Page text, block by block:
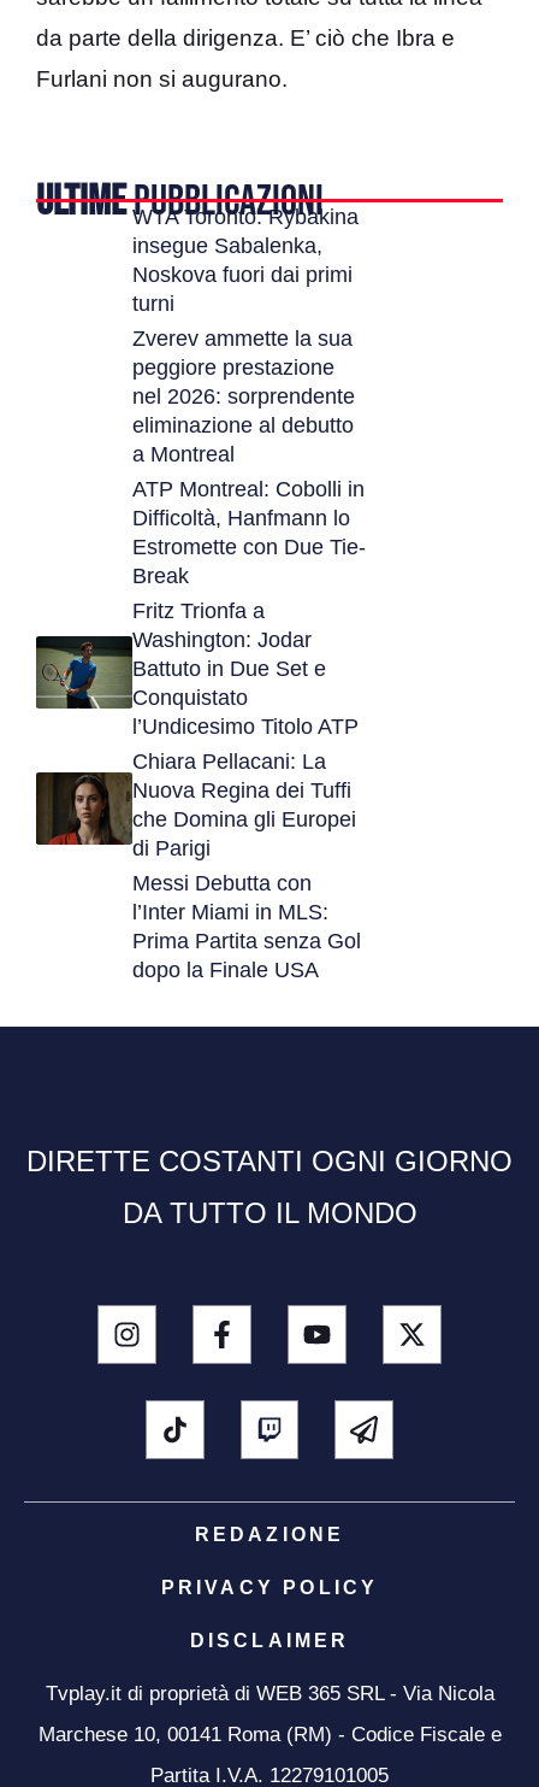
da parte della dirigenza. E’ ciò che Ibra e
Furlani non si augurano.
ULTIMEPUBBLICAZIONI
WTA Toronto: Rybakina
insegue Sabalenka,
Noskova fuori dai primi
turni
Zverev ammette la sua
peggiore prestazione
nel 2026: sorprendente
eliminazione al debutto
a Montreal
ATP Montreal: Cobolli in
Difficoltà, Hanfmann lo
Estromette con Due Tie-
Break
Fritz Trionfa a
Washington: Jodar
Battuto in Due Set e
Conquistato
l’Undicesimo Titolo ATP
Chiara Pellacani: La
Nuova Regina dei Tuffi
che Domina gli Europei
di Parigi
Messi Debutta con
l’Inter Miami in MLS:
Prima Partita senza Gol
dopo la Finale USA
DIRETTE COSTANTI OGNI GIORNO
DA TUTTO IL MONDO
REDAZIONE
PRIVACY POLICY
DISCLAIMER
Tvplay.it di proprietà di WEB 365 SRL - Via Nicola
Marchese 10, 00141 Roma (RM) - Codice Fiscale e
Partita I.V.A. 12279101005